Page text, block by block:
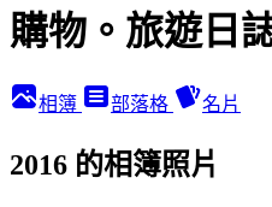
購物。旅遊日
相簿 部落格 名片
2016 的相簿照片